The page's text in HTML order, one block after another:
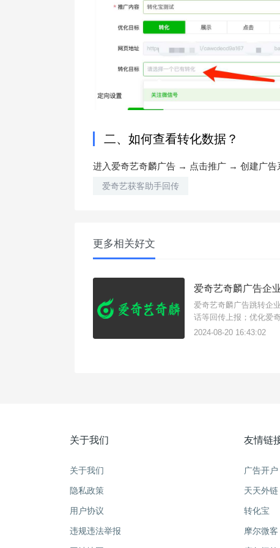
二、如何查看转化数据？
进入爱奇艺奇麟广告 → 点击推广 → 创建广
爱奇艺获客助手回传
更多相关好文
爱奇艺奇麟广告企
爱奇艺奇麟广告跳转企
话等回传上报；优化爱
2024-08-20 16:43:02
关于我们
关于我们
隐私政策
用户协议
违规违法举报
友情链
广告开户
天天外链
转化宝
摩尔微客